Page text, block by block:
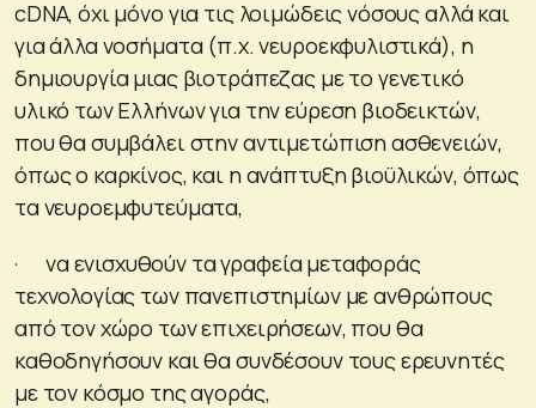
cDNA, όχι μόνο για τις λοιμώδεις νόσους αλλά και
για άλλα νοσήματα (π.χ. νευροεκφυλιστικά), η
δημιουργία μιας βιοτράπεζας με το γενετικό
υλικό των Ελλήνων για την εύρεση βιοδεικτών,
που θα συμβάλει στην αντιμετώπιση ασθενειών,
όπως ο καρκίνος, και η ανάπτυξη βιοϋλικών, όπως
τα νευροεμφυτεύματα,
· να ενισχυθούν τα γραφεία μεταφοράς
τεχνολογίας των πανεπιστημίων με ανθρώπους
από τον χώρο των επιχειρήσεων, που θα
καθοδηγήσουν και θα συνδέσουν τους ερευνητές
με τον κόσμο της αγοράς,